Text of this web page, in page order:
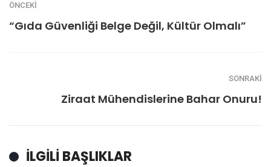
ÖNCEKI
“Gıda Güvenliği Belge Değil, Kültür Olmalı”
SONRAKI
Ziraat Mühendislerine Bahar Onuru!
İLGILI BAŞLIKLAR